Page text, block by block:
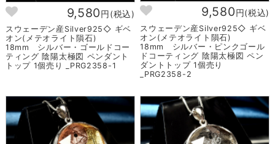
9,580円(税込)
スウェーデン産Silver925◇ ギベ
オン(メテオライト隕石)
18mm シルバー・ゴールドコー
ティング 陰陽太極図 ペンダント
トップ 1個売り _PRG2358-1
9,580円(税込)
スウェーデン産Silver925◇ ギベ
オン(メテオライト隕石)
18mm シルバー・ピンクゴール
ドコーティング 陰陽太極図 ペン
ダントトップ 1個売り
_PRG2358-2